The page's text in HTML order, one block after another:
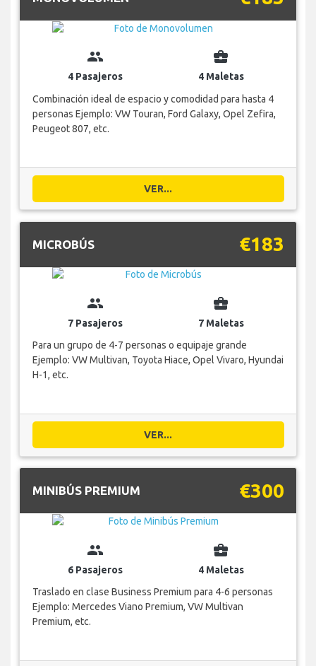
group
4 Pasajeros
business_center
4 Maletas
Combinación ideal de espacio y comodidad para hasta 4
personas Ejemplo: VW Touran, Ford Galaxy, Opel Zefira,
Peugeot 807, etc.
VER...
MICROBÚS €183
group
7 Pasajeros
business_center
7 Maletas
Para un grupo de 4-7 personas o equipaje grande
Ejemplo: VW Multivan, Toyota Hiace, Opel Vivaro, Hyundai
H-1, etc.
VER...
MINIBÚS PREMIUM €300
group
6 Pasajeros
business_center
4 Maletas
Traslado en clase Business Premium para 4-6 personas
Ejemplo: Mercedes Viano Premium, VW Multivan
Premium, etc.